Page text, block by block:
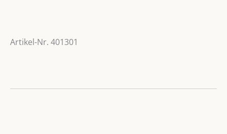
Artikel-Nr. 401301